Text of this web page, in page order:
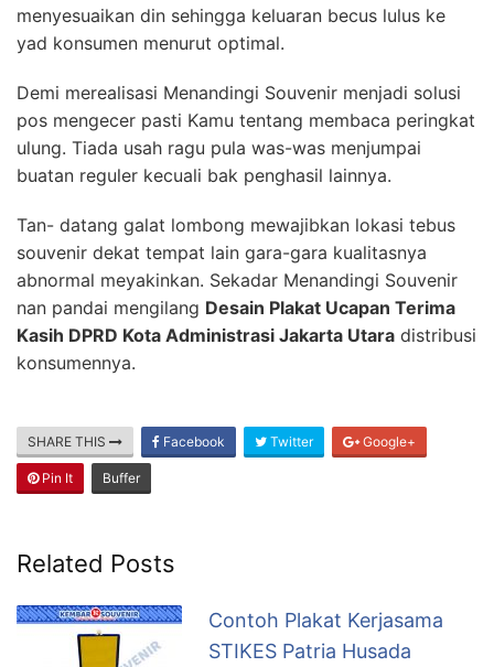
menyesuaikan din sehingga keluaran becus lulus ke
yad konsumen menurut optimal.
Demi merealisasi Menandingi Souvenir menjadi solusi
pos mengecer pasti Kamu tentang membaca peringkat
ulung. Tiada usah ragu pula was-was menjumpai
buatan reguler kecuali bak penghasil lainnya.
Tan- datang galat lombong mewajibkan lokasi tebus
souvenir dekat tempat lain gara-gara kualitasnya
abnormal meyakinkan. Sekadar Menandingi Souvenir
nan pandai mengilang Desain Plakat Ucapan Terima
Kasih DPRD Kota Administrasi Jakarta Utara distribusi
konsumennya.
SHARE THIS Facebook Twitter Google+
Pin It Buffer
Related Posts
Contoh Plakat Kerjasama
STIKES Patria Husada